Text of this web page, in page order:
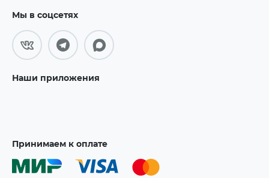
Мы в соцсетях
Наши приложения
Принимаем к оплате